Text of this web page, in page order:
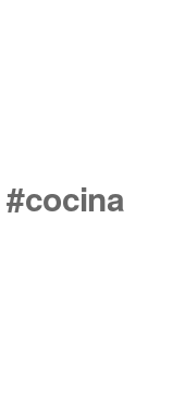
#cocina